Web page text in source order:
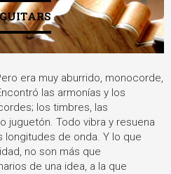
era muy aburrido, monocorde,
las armonías y los
los timbres, las
juguetón. Todo vibra y resuena
de onda. Y lo que
no son más que
de una idea, a la que